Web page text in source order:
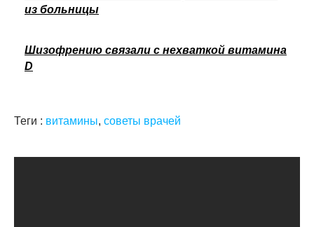
из больницы
Шизофрению связали с нехваткой витамина
D
Теги : витамины, советы врачей